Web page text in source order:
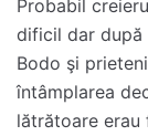
Probabil
dificil dar
Bodo şi
întâmplarea
lătrătoare erau